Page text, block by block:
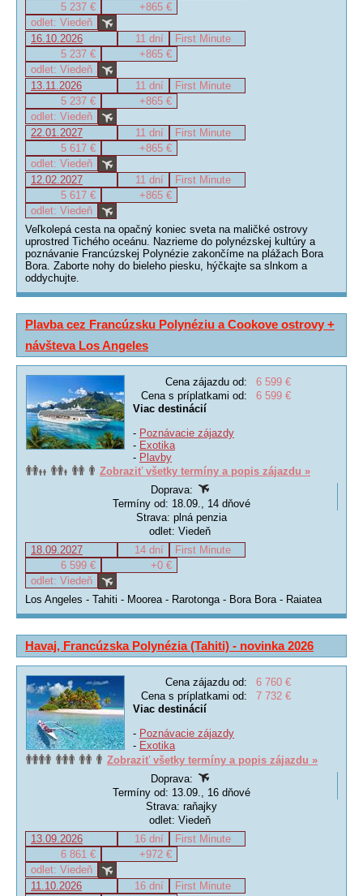
5 237 €
+865 €
odlet: Viedeň
16.10.2026
11 dní
First Minute
5 237 €
+865 €
odlet: Viedeň
13.11.2026
11 dní
First Minute
5 237 €
+865 €
odlet: Viedeň
22.01.2027
11 dní
First Minute
5 617 €
+865 €
odlet: Viedeň
12.02.2027
11 dní
First Minute
5 617 €
+865 €
odlet: Viedeň
Veľkolepá cesta na opačný koniec sveta na maličké ostrovy
uprostred Tichého oceánu. Nazrieme do polynézskej kultúry a
poznávanie Francúzskej Polynézie zakončíme na plážach Bora
Bora. Zaborte nohy do bieleho piesku, hýčkajte sa slnkom a
oddychujte.
Plavba cez Francúzsku Polynéziu a Cookove ostrovy +
návšteva Los Angeles
Cena zájazdu od:
6 599 €
Cena s príplatkami od:
6 599 €
Viac destinácií
- Poznávacie zájazdy
- Exotika
- Plavby
Zobraziť všetky termíny a popis zájazdu »
Doprava:
Termíny od: 18.09., 14 dňové
Strava: plná penzia
odlet: Viedeň
18.09.2027
14 dní
First Minute
6 599 €
+0 €
odlet: Viedeň
Los Angeles - Tahiti - Moorea - Rarotonga - Bora Bora - Raiatea
Havaj, Francúzska Polynézia (Tahiti) - novinka 2026
Cena zájazdu od:
6 760 €
Cena s príplatkami od:
7 732 €
Viac destinácií
- Poznávacie zájazdy
- Exotika
Zobraziť všetky termíny a popis zájazdu »
Doprava:
Termíny od: 13.09., 16 dňové
Strava: raňajky
odlet: Viedeň
13.09.2026
16 dní
First Minute
6 861 €
+972 €
odlet: Viedeň
11.10.2026
16 dní
First Minute